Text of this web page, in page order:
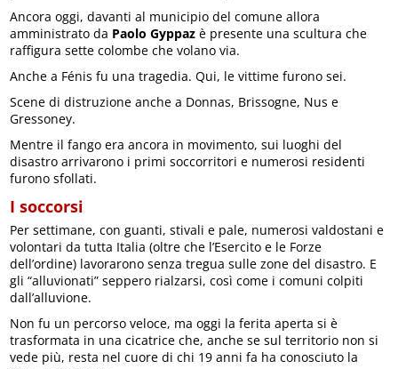
Ancora oggi, davanti al municipio del comune allora
amministrato da Paolo Gyppaz è presente una scultura che
raffigura sette colombe che volano via.
Anche a Fénis fu una tragedia. Qui, le vittime furono sei.
Scene di distruzione anche a Donnas, Brissogne, Nus e
Gressoney.
Mentre il fango era ancora in movimento, sui luoghi del
disastro arrivarono i primi soccorritori e numerosi residenti
furono sfollati.
I soccorsi
Per settimane, con guanti, stivali e pale, numerosi valdostani e
volontari da tutta Italia (oltre che l’Esercito e le Forze
dell’ordine) lavorarono senza tregua sulle zone del disastro. E
gli “alluvionati” seppero rialzarsi, così come i comuni colpiti
dall’alluvione.
Non fu un percorso veloce, ma oggi la ferita aperta si è
trasformata in una cicatrice che, anche se sul territorio non si
vede più, resta nel cuore di chi 19 anni fa ha conosciuto la